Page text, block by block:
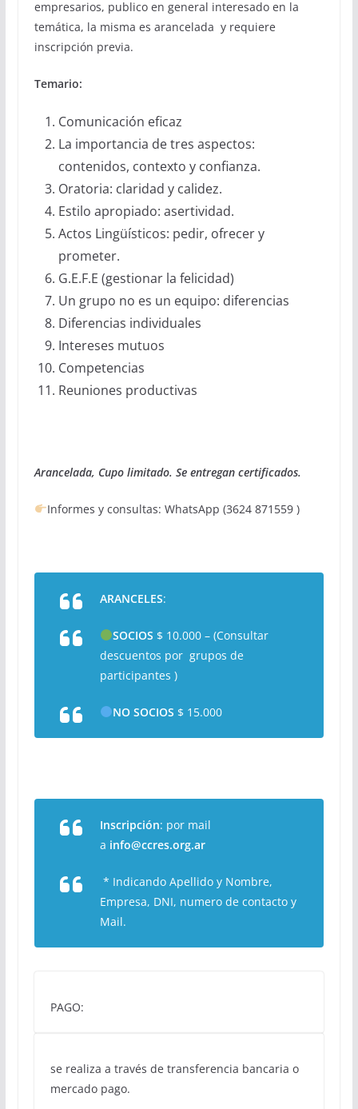
empresarios, publico en general interesado en la
temática, la misma es arancelada y requiere
inscripción previa.
Temario:
Comunicación eficaz
La importancia de tres aspectos:
contenidos, contexto y confianza.
Oratoria: claridad y calidez.
Estilo apropiado: asertividad.
Actos Lingüísticos: pedir, ofrecer y
prometer.
G.E.F.E (gestionar la felicidad)
Un grupo no es un equipo: diferencias
Diferencias individuales
Intereses mutuos
Competencias
Reuniones productivas
Arancelada, Cupo limitado. Se entregan certificados.
Informes y consultas: WhatsApp (3624 871559 )
ARANCELES:
SOCIOS $ 10.000 – (Consultar
descuentos por grupos de
participantes )
NO SOCIOS $ 15.000
Inscripción: por mail
a info@ccres.org.ar
* Indicando Apellido y Nombre,
Empresa, DNI, numero de contacto y
Mail.
PAGO:
se realiza a través de transferencia bancaria o
mercado pago.